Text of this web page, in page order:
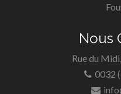
Nous
Rue du
0032